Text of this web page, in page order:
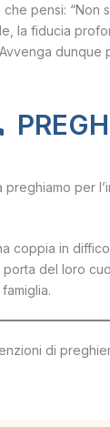
pensi: “Non
la fiducia
dunque
preghiamo per
coppia in
del loro
di